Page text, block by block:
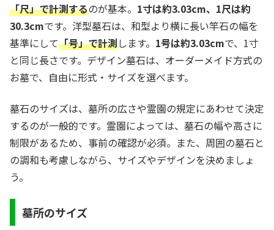
「尺」で計測するのが基本。 1寸は約3.03cm、1尺は約
30.3cmです。洋型墓石は、和型より横に長い竿石の幅を
基準にして「号」で計測します。 1号は約3.03cmで、1寸
と同じ長さです。デザイン墓石は、オーダーメイド方式の
お墓で、自由に形式・サイズを選べます。
墓石のサイズは、墓所の広さや霊園の規定にあわせて決定
するのが一般的です。霊園によっては、墓石の幅や高さに
制限があるため、事前の確認が必須。また、周囲の墓石と
の調和も考慮しながら、サイズやデザインを決めましょ
う。
墓所のサイズ